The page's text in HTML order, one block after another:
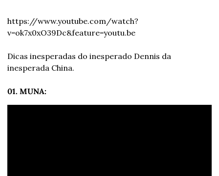
https://www.youtube.com/watch?
v=ok7x0xO39Dc&feature=youtu.be
Dicas inesperadas do inesperado Dennis da
inesperada China.
01. MUNA: